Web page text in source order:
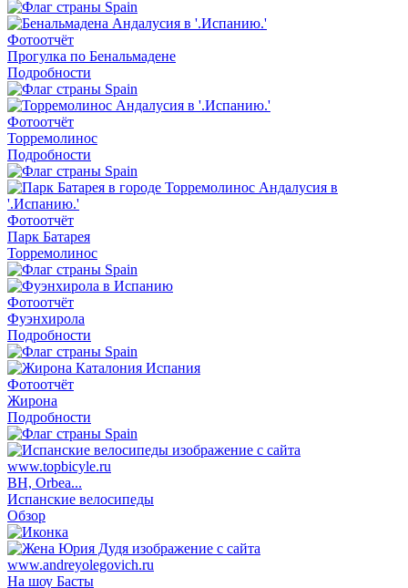
Фотоотчёт
Прогулка по Бенальмадене
Подробности
Фотоотчёт
Торремолинос
Подробности
Фотоотчёт
Парк Батарея
Торремолинос
Фотоотчёт
Фуэнхирола
Подробности
Фотоотчёт
Жирона
Подробности
BH, Orbea...
Испанские велосипеды
Обзор
На шоу Басты